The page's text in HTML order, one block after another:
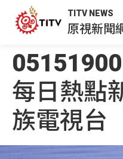
TITV NEWS
原視新聞
05151900
每日熱點
族電視台